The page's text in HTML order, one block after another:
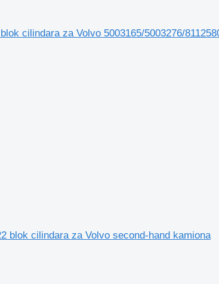
cilindara za Volvo 5003165/5003276/
blok cilindara za Volvo second-hand kamiona